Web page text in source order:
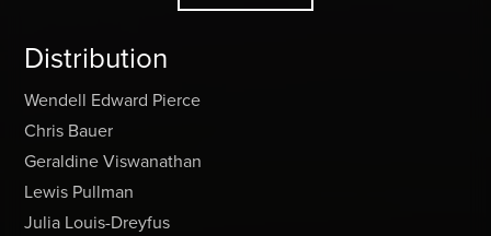
avant qu’il ne soit trop tard ?
Distribution
Wendell Edward Pierce
Chris Bauer
Geraldine Viswanathan
Lewis Pullman
Julia Louis-Dreyfus